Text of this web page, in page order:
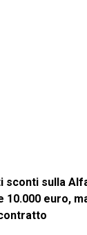
sconti sulla
10.000 euro,